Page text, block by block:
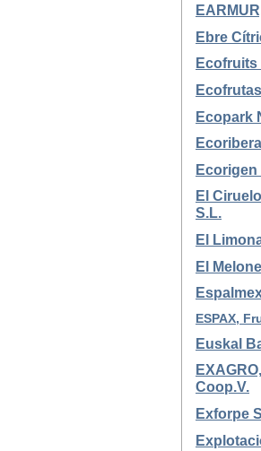
Ebre
Ecofruits
Ecopark
Ecorigen
El Ciruelo
S.L.
El
El
ESPAX,
Euskal
Coop.V.
Exforpe